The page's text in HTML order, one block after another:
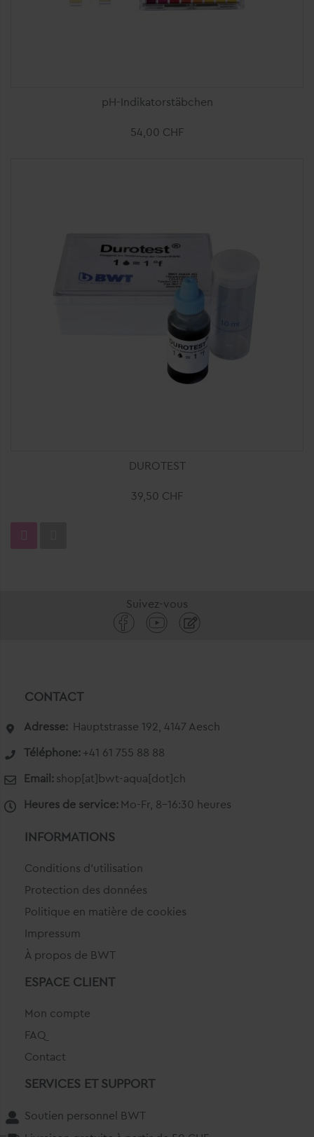
pH-Indikatorstäbchen
54,00 CHF
Ajouter au panier
DUROTEST
39,50 CHF
Suivez-vous
CONTACT
Adresse: Hauptstrasse 192, 4147 Aesch
Téléphone: +41 61 755 88 88
Email: shop[at]bwt-aqua[dot]ch
Heures de service: Mo-Fr, 8-16:30 heures
INFORMATIONS
Conditions d'utilisation
Protection des données
Politique en matière de cookies
Impressum
À propos de BWT
ESPACE CLIENT
Mon compte
FAQ
Contact
SERVICES ET SUPPORT
Soutien personnel BWT